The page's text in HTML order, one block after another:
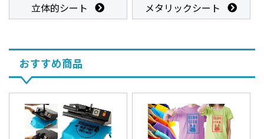
立体的シート メタリックシート
おすすめ商品